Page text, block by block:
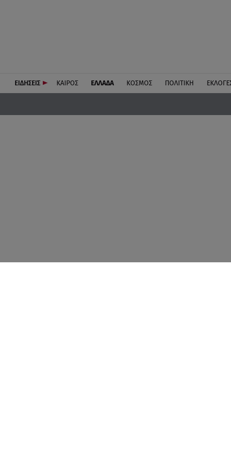
ΕΙΔΗΣΕΙΣ ΚΑΙΡΟΣ ΕΛΛΑΔΑ ΚΟΣΜΟΣ ΠΟΛΙΤΙΚΗ